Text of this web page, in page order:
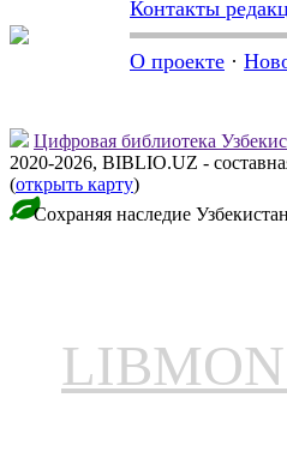
Контакты
О проекте ·
Цифровая библиотека
2020-2026, BIBLIO.UZ -
(открыть карту)
Сохраняя наследие